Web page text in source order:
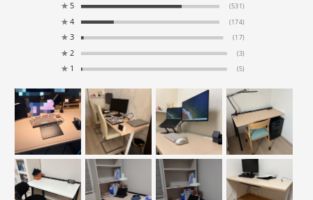
★ 5 (531)
★ 4 (174)
★ 3 (17)
★ 2 (3)
★ 1 (5)